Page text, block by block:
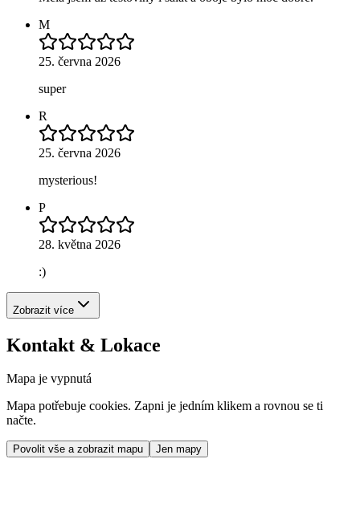
M
25. června 2026
super
R
25. června 2026
mysterious!
P
28. května 2026
:)
Zobrazit více
Kontakt & Lokace
Mapa je vypnutá
Mapa potřebuje cookies. Zapni je jedním klikem a rovnou se ti
načte.
Povolit vše a zobrazit mapu Jen mapy